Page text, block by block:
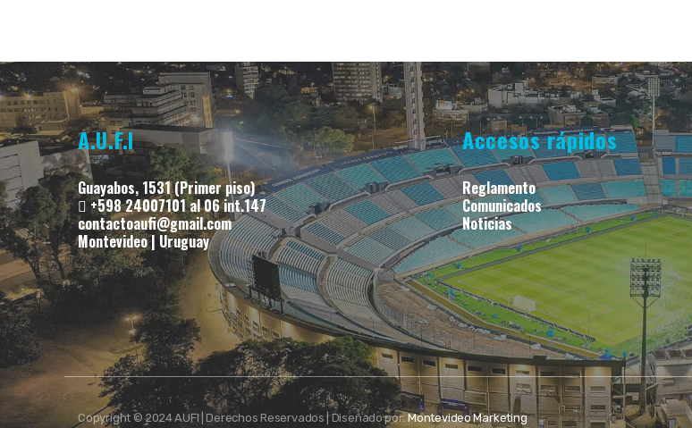
A.U.F.I
Guayabos, 1531 (Primer piso)
+598 24007101 al 06 int.147
contactoaufi@gmail.com
Montevideo | Uruguay
Accesos rápidos
Reglamento
Comunicados
Noticias
Copyright © 2024 AUFI | Derechos Reservados | Diseñado por:Montevideo Marketing